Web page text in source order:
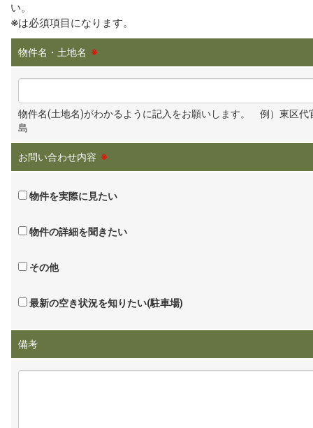
い。
※は必須項目になります。
物件名・土地名 ※
物件名(土地名)がわかるように記入をお願いします。 例）東区代
島
お問い合わせ内容 ※
物件を実際に見たい
物件の詳細を聞きたい
その他
最新の空き状況を知りたい(駐車場)
備考